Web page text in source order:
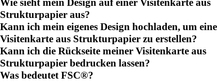
Wie sieht mein Design auf einer Visitenkarte aus
Strukturpapier aus?
Kann ich mein eigenes Design hochladen, um eine
Visitenkarte aus Strukturpapier zu erstellen?
Kann ich die Rückseite meiner Visitenkarte aus
Strukturpapier bedrucken lassen?
Was bedeutet FSC®?